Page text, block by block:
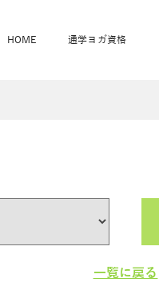
HOME
JAHAヨガスタジオ概要
通学ヨガ資格
ベビママヨガW通信
オンラインヨガ詳細
一覧に戻る